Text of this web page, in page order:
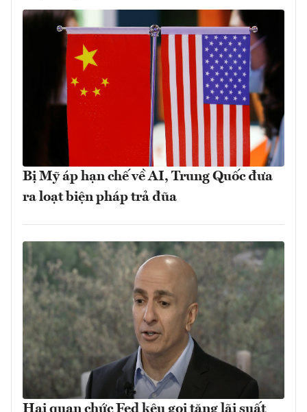
Bị Mỹ áp hạn chế về AI, Trung Quốc đưa
ra loạt biện pháp trả đũa
Hai quan chức Fed kêu gọi tăng lãi suất